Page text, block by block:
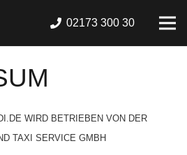
02173 300 30
WIRD BETRIEBEN VON DER
TAXI SERVICE GMBH